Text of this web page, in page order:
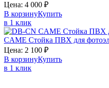
Цена: 4 000 ₽
В корзинуКупить
в 1 клик
CAME Стойка ПВХ для
Цена: 2 100 ₽
В корзинуКупить
в 1 клик